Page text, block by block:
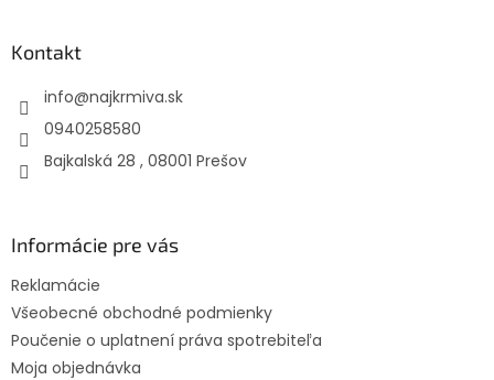
Kontakt
info@najkrmiva.sk
0940258580
Bajkalská 28 , 08001 Prešov
Informácie pre vás
Reklamácie
Všeobecné obchodné podmienky
Poučenie o uplatnení práva spotrebiteľa
Moja objednávka